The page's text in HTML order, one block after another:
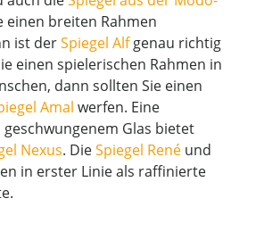
einen breiten Rahmen
ist derSpiegel Alfgenau richtig
einen spielerischen Rahmen in
dann sollten Sie einen
Amal werfen. Eine
geschwungenem Glas bietet
Nexus. DieSpiegel René und
in erster Linie als raffinierte